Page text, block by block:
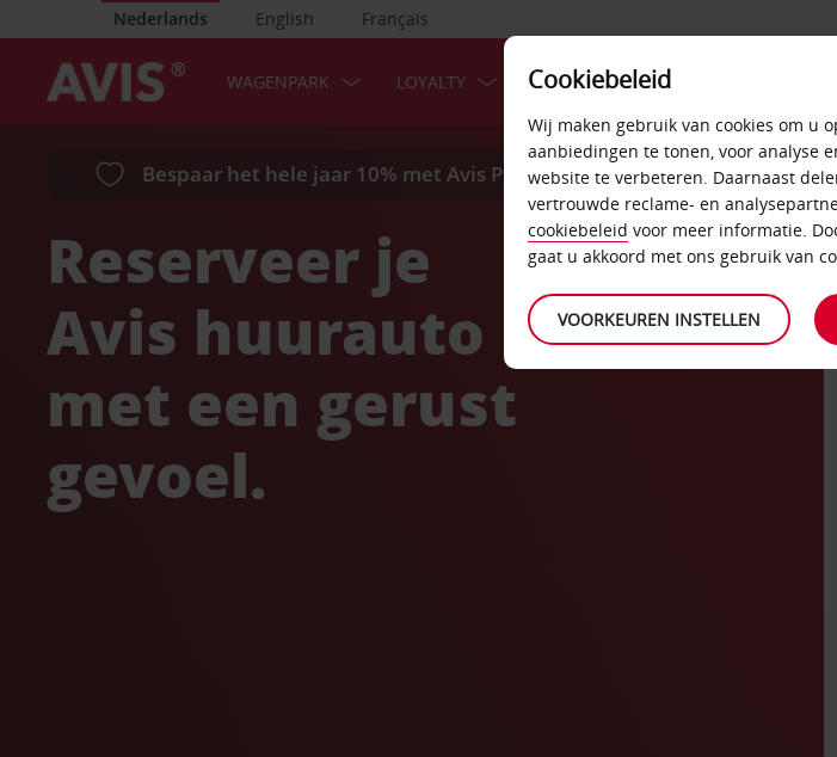
Nederlands English Français
WAGENPARK LOYALTY AANBIEDINGEN
Bespaar het hele jaar 10% met Avis Preferred. Meld u nu GRATIS aan.
Reserveer je
Avis huurauto
met een gerust
gevoel.
Cookiebeleid
Wij maken gebruik van cookies om u
aanbiedingen te tonen, voor analyse
website te verbeteren. Daarnaast
vertrouwde reclame- en
cookiebeleid voor meer informatie.
gaat u akkoord met ons gebruik van
VOORKEUREN INSTELLEN